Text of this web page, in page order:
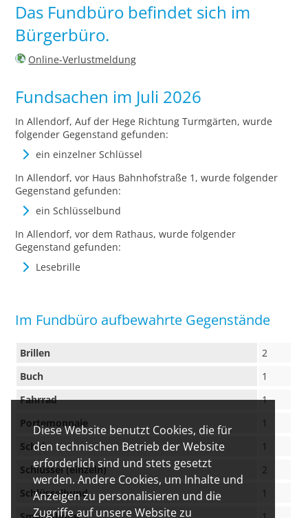
Diese Website benutzt Cookies, die für
den technischen Betrieb der Website
erforderlich sind und stets gesetzt
werden. Andere Cookies, um Inhalte und
Anzeigen zu personalisieren und die
Zugriffe auf unsere Website zu
Das Fundbüro befindet sich im
Bürgerbüro.
Online-Verlustmeldung
Fundsachen im Juli 2026
In Allendorf, Auf der Hege Richtung Turmgärten, wurde
folgender Gegenstand gefunden:
ein einzelner Schlüssel
In Allendorf, vor Haus Bahnhofstraße 1, wurde folgender
Gegenstand gefunden:
ein Schlüsselbund
In Allendorf, vor dem Rathaus, wurde folgender
Gegenstand gefunden:
Lesebrille
Im Fundbüro aufbewahrte Gegenstände
Brillen
2
Buch
1
Fahrrad
1
Portemonnaie
1
Schal
1
Schlüssel (einzeln)
2
Schlüsselbund
1